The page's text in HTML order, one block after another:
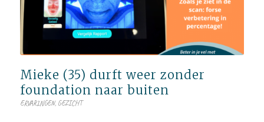
Mieke (35) durft weer zonder
foundation naar buiten
ERVARINGEN, GEZICHT